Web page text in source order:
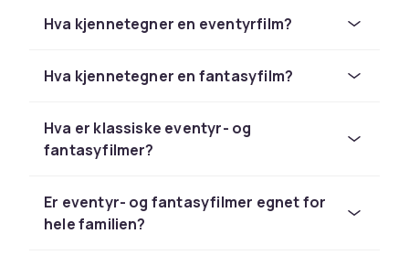
Hva kjennetegner en eventyrfilm?
Hva kjennetegner en fantasyfilm?
Hva er klassiske eventyr- og
fantasyfilmer?
Er eventyr- og fantasyfilmer egnet for
hele familien?